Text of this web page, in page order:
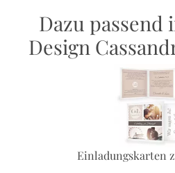
Dazu passend
Design
Einladungskarten